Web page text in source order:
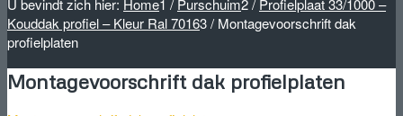
U bevindt zich hier: Home1 / Purschuim2/ Profielplaat 33/1000 –
Kouddak profiel – Kleur Ral 70163/ Montagevoorschrift dak
profielplaten
Montagevoorschrift dak profielplaten